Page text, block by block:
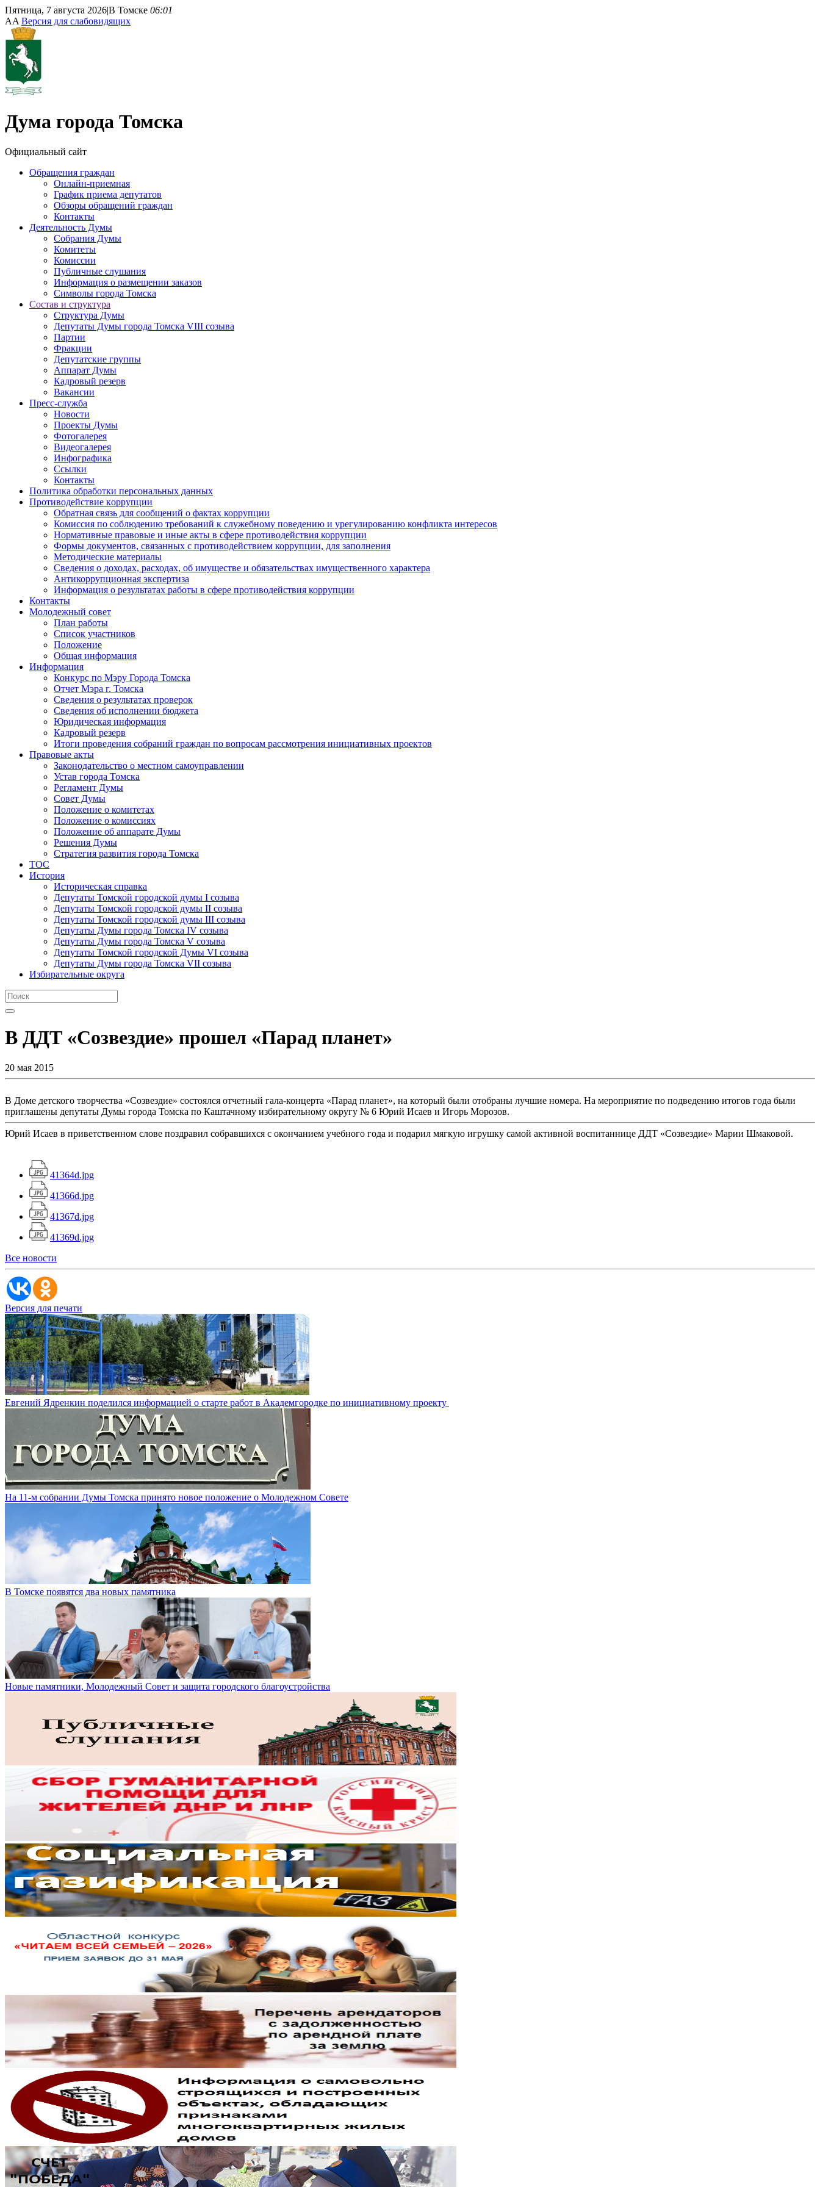
Пятница, 7 августа 2026|В Томске 06:01
AA Версия для слабовидящих
Дума города Томска
Официальный сайт
Обращения граждан
Онлайн-приемная
График приема депутатов
Обзоры обращений граждан
Контакты
Деятельность Думы
Собрания Думы
Комитеты
Комиссии
Публичные слушания
Информация о размещении заказов
Символы города Томска
Состав и структура
Структура Думы
Депутаты Думы города Томска VIII созыва
Партии
Фракции
Депутатские группы
Аппарат Думы
Кадровый резерв
Вакансии
Пресс-служба
Новости
Проекты Думы
Фотогалерея
Видеогалерея
Инфографика
Ссылки
Контакты
Политика обработки персональных данных
Прoтивoдeйствие кoрpупции
Обратная связь для сообщений о фактах коррупции
Комиссия по соблюдению требований к служебному поведению и урегулированию конфликта интересов
Нормативные правовые и иные акты в сфере противодействия коррупции
Формы документов, связанных с противодействием коррупции, для заполнения
Методические материалы
Сведения о доходах, расходах, об имуществе и обязательствах имущественного характера
Антикоррупционная экспертиза
Информация о результатах работы в сфере противодействия коррупции
Контакты
Молодежный совет
План работы
Список участников
Положение
Общая информация
Информация
Конкурс по Мэру Города Томска
Отчет Мэра г. Томска
Сведения о результатах проверок
Сведения об исполнении бюджета
Юридическая информация
Кадровый резерв
Итоги проведения собраний граждан по вопросам рассмотрения инициативных проектов
Правовые акты
Законодательство о местном самоуправлении
Устав города Томска
Регламент Думы
Совет Думы
Положение о комитетах
Положение о комиссиях
Положение об аппарате Думы
Решения Думы
Стратегия развития города Томска
ТОС
История
Историческая справка
Депутаты Томской городской думы I созыва
Депутаты Томской городской думы II созыва
Депутаты Томской городской думы III созыва
Депутаты Думы города Томска IV созыва
Депутаты Думы города Томска V созыва
Депутаты Томской городской Думы VI созыва
Депутаты Думы города Томска VII созыва
Избирательные округа
В ДДТ «Созвездие» прошел «Парад планет»
20 мая 2015
В Доме детского творчества «Созвездие» состоялся отчетный гала-концерта «Парад планет», на который были отобраны лучшие номера. На мероприятие по подведению итогов года были
приглашены депутаты Думы города Томска по Каштачному избирательному округу № 6 Юрий Исаев и Игорь Морозов.
Юрий Исаев в приветственном слове поздравил собравшихся с окончанием учебного года и подарил мягкую игрушку самой активной воспитаннице ДДТ «Созвездие» Марии Шмаковой.
41364d.jpg
41366d.jpg
41367d.jpg
41369d.jpg
Все новости
Версия для печати
Евгений Ядренкин поделился информацией о старте работ в Академгородке по инициативному проекту
На 11-м собрании Думы Томска принято новое положение о Молодежном Совете
В Томске появятся два новых памятника
Новые памятники, Молодежный Совет и защита городского благоустройства